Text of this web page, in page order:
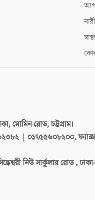
নারী
মোমিন রোড, চট্টগ্রাম।
| ০১৭৫৫৬০৮২০০,
নিউ সার্কুলার রোড ,